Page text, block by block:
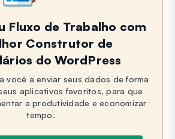
Fluxo de Trabalho com
Construtor de
do WordPress
você a enviar seus dados de forma
aplicativos favoritos, para que
a produtividade e economizar
tempo.